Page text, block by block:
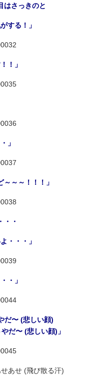
はさっきのと
する！」
！」
」
～～～！！！」
・・
・・・」
・」
」